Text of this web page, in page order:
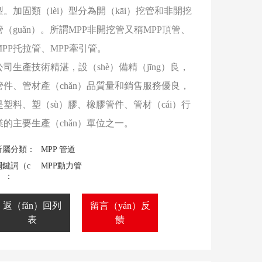
。加固類（lèi）型分為開（kāi）挖管和非開挖
（guǎn）。所謂MPP非開挖管又稱MPP頂管、
托拉管、MPP牽引管。
司生產技術精湛，設（shè）備精（jīng）良，
件、管材產（chǎn）品質量和銷售服務優良，
塑料、塑（sù）膠、橡膠管件、管材（cái）行
的主要生產（chǎn）單位之一。
屬分類：
MPP 管道
鍵詞（c
：
MPP動力管
返（fǎn）回列
表
留言（yán）反
饋